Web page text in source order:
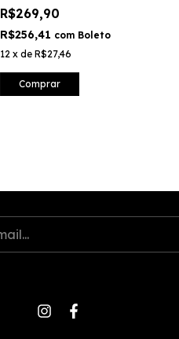
R$269,90
R$256,41 com Boleto
12 x de R$27,46
Comprar